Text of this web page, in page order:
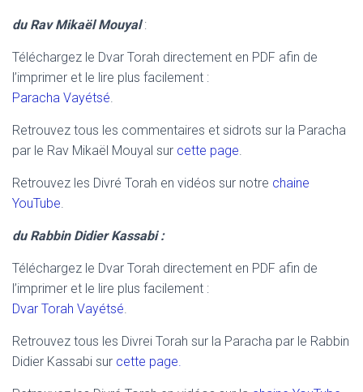
du Rav Mikaël Mouyal:
Téléchargez le Dvar Torah directement en PDF afin de
l’imprimer et le lire plus facilement :
Paracha Vayétsé.
Retrouvez tous les commentaires et sidrots sur la Paracha
par le Rav Mikaël Mouyal sur cette page.
Retrouvez les Divré Torah en vidéos sur notre chaine
YouTube.
du Rabbin Didier Kassabi :
Téléchargez le Dvar Torah directement en PDF afin de
l’imprimer et le lire plus facilement :
Dvar Torah Vayétsé.
Retrouvez tous les Divrei Torah sur la Paracha par le Rabbin
Didier Kassabi sur cette page.